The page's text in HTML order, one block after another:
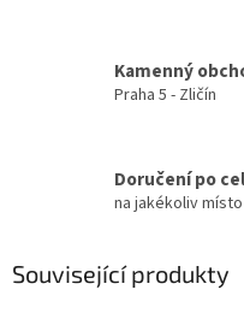
Kamenný
Praha 5 - Zličín
Doručení po
na jakékoliv místo
Související produkty